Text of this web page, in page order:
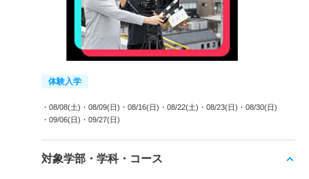
体験入学
・08/08(土) ・08/09(日) ・08/16(日) ・08/22(土) ・08/23(日) ・08/30(日)
・09/06(日) ・09/27(日)
対象学部・学科・コース